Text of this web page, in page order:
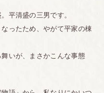
平清盛の三男です。
ったため、やがて平家の棟
いが、まさかこんな事態